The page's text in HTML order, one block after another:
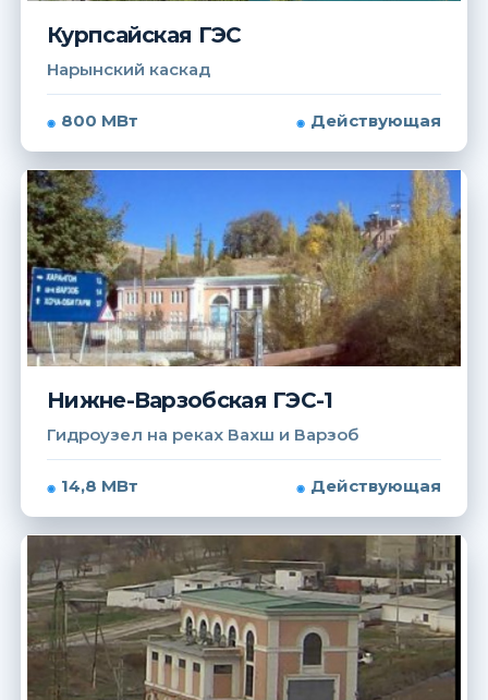
Курпсайская ГЭС
Нарынский каскад
800 МВт Действующая
Нижне-Варзобская ГЭС-1
Гидроузел на реках Вахш и Варзоб
14,8 МВт Действующая